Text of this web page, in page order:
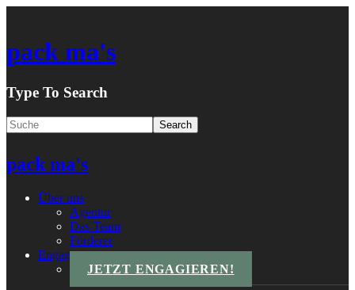
pack ma's
Type To Search
pack ma's
Über uns
Agentur
Das Team
Förderer
Engagements
JETZT ENGAGIEREN!